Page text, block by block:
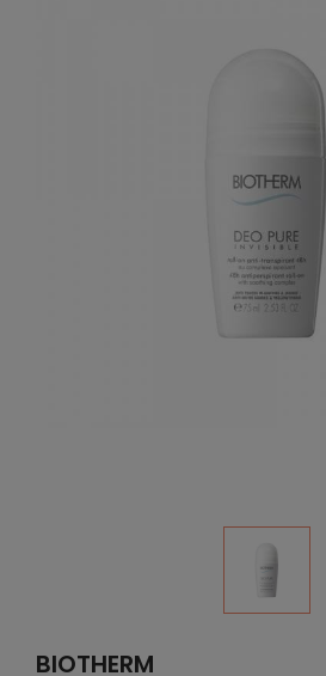
BIOTHERM